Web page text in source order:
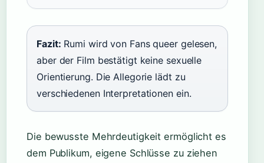
Fazit: Rumi wird von Fans queer gelesen,
aber der Film bestätigt keine sexuelle
Orientierung. Die Allegorie lädt zu
verschiedenen Interpretationen ein.
Die bewusste Mehrdeutigkeit ermöglicht es
dem Publikum, eigene Schlüsse zu ziehen